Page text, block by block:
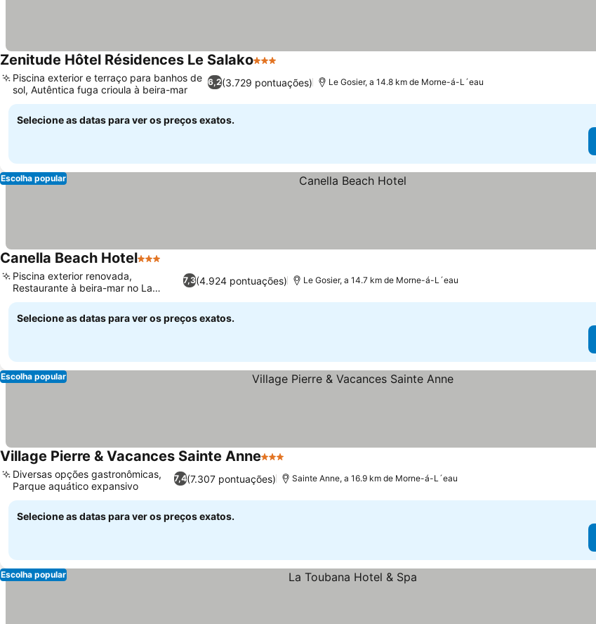
Zenitude Hôtel Résidences Le Salako3 Estrelas
6,2(3.729 pontuações)
Piscina exterior e terraço para banhos de
sol, Autêntica fuga crioula à beira-mar
Le Gosier, a 14.8 km de Morne-á-L´eau
Selecione as datas para ver os preços exatos.
Escolha popular
Canella Beach Hotel3 Estrelas
7,3(4.924 pontuações)
Piscina exterior renovada,
Restaurante à beira-mar no La
Veranda
Le Gosier, a 14.7 km de Morne-á-L´eau
Selecione as datas para ver os preços exatos.
Escolha popular
Village Pierre & Vacances Sainte Anne3 Estrelas
7,4(7.307 pontuações)
Diversas opções gastronômicas,
Parque aquático expansivo
Sainte Anne, a 16.9 km de Morne-á-L´eau
Selecione as datas para ver os preços exatos.
Escolha popular